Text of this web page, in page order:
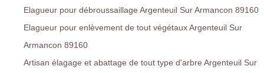
Elagueur pour débroussaillage Argenteuil Sur Armancon 89160
Elagueur pour enlèvement de tout végétaux Argenteuil Sur
Armancon 89160
Artisan élagage et abattage de tout type d'arbre Argenteuil Sur